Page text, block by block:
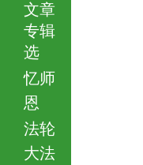
文章
专辑
选
忆师
恩
法轮
大法